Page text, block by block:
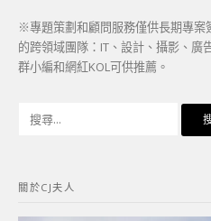
※專題策劃和顧問服務僅供長期專案
的跨領域團隊：IT、設計、攝影、廣
群小編和網紅KOL可供推薦。
字:
關於CJ夫人